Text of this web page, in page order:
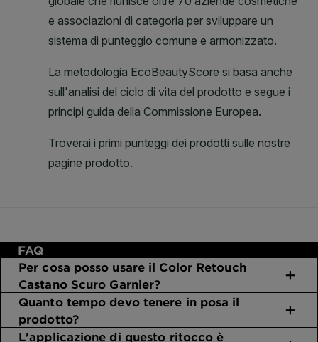
FAQ
Per cosa posso usare il Color Retouch
Castano Scuro Garnier?
Quanto tempo devo tenere in posa il
prodotto?
L'applicazione di questo ritocco è